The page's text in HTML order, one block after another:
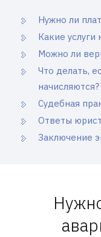
Нужно ли
Какие услуги
Можно ли
Что делать,
начисляются?
Судебная
Ответы
Заключение